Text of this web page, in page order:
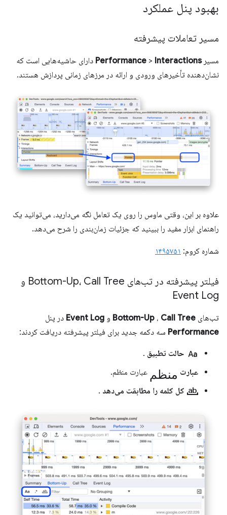
بهبود پنل عملکرد
مسیر تعاملات پیشرفته
مسیر Performance > Interactions
دارای حاشیه‌هایی است که
نشان‌دهنده تأخیرهای ورودی و ارائه در مرزهای زمانی پردازش هستند.
علاوه بر این، وقتی ماوس را روی یک تعامل نگه می‌دارید، می‌توانید یک
راهنمای ابزار مفید را ببینید که جزئیات زمان‌بندی را شرح می‌دهد.
شماره کروم: ۱۴۹۵۷۵۱
فیلتر پیشرفته در تب‌های Bottom-Up، Call Tree و
Event Log
تب‌های Bottom-Up ، Call Tree و Event Log در پنل
Performance سه دکمه جدید برای فیلتر پیشرفته دریافت کردند:
match_case حالت تطبیق .
عبارت منظم عبارت منظم.
match_word کل کلمه را مطابقت می‌دهد .